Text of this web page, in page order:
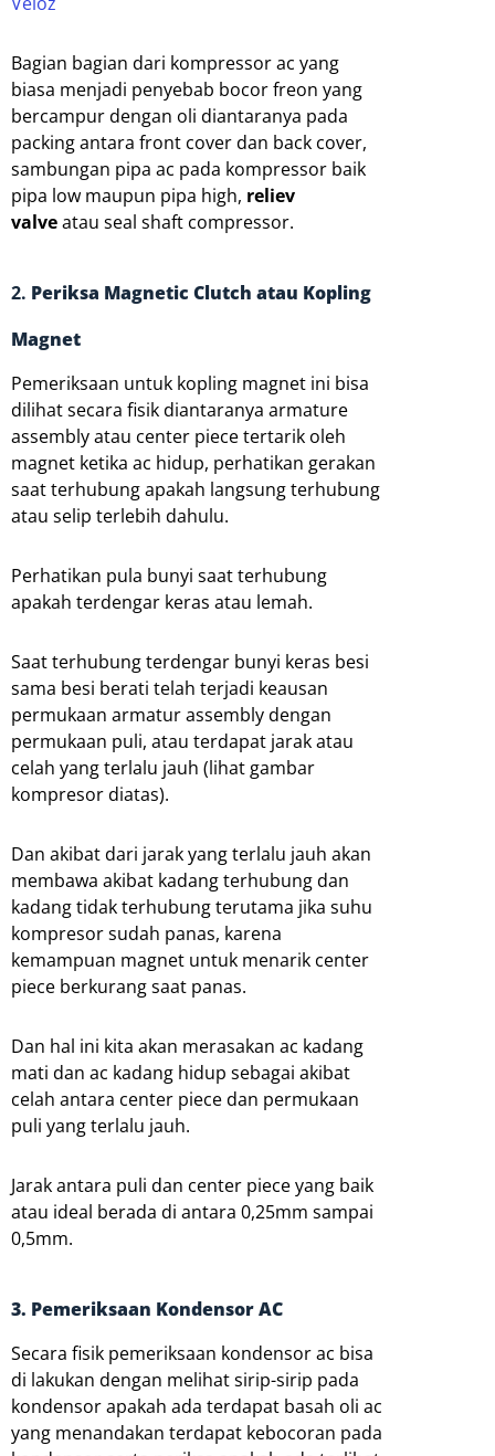
Bagian bagian dari kompressor ac yang
biasa menjadi penyebab bocor freon yang
bercampur dengan oli diantaranya pada
packing antara front cover dan back cover,
sambungan pipa ac pada kompressor baik
pipa low maupun pipa high, reliev
valveatau seal shaft compressor.
2. Periksa Magnetic Clutch atau Kopling
Magnet
Pemeriksaan untuk kopling magnet ini bisa
dilihat secara fisik diantaranya armature
assembly atau center piece tertarik oleh
magnet ketika ac hidup, perhatikan gerakan
saat terhubung apakah langsung terhubung
atau selip terlebih dahulu.
Perhatikan pula bunyi saat terhubung
apakah terdengar keras atau lemah.
Saat terhubung terdengar bunyi keras besi
sama besi berati telah terjadi keausan
permukaan armatur assembly dengan
permukaan puli, atau terdapat jarak atau
celah yang terlalu jauh (lihat gambar
kompresor diatas).
Dan akibat dari jarak yang terlalu jauh akan
membawa akibat kadang terhubung dan
kadang tidak terhubung terutama jika suhu
kompresor sudah panas, karena
kemampuan magnet untuk menarik center
piece berkurang saat panas.
Dan hal ini kita akan merasakan ac kadang
mati dan ac kadang hidup sebagai akibat
celah antara center piece dan permukaan
puli yang terlalu jauh.
Jarak antara puli dan center piece yang baik
atau ideal berada di antara 0,25mm sampai
0,5mm.
3. Pemeriksaan Kondensor AC
Secara fisik pemeriksaan kondensor ac bisa
di lakukan dengan melihat sirip-sirip pada
kondensor apakah ada terdapat basah oli ac
yang menandakan terdapat kebocoran pada